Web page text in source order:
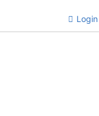
Login